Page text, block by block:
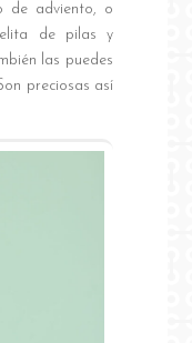
de adviento, o
de pilas y
las puedes
preciosas así